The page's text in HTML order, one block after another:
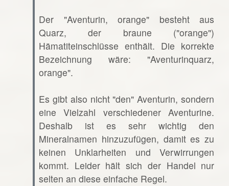
Der "Aventurin, orange" besteht aus
Quarz, der braune ("orange")
Hämatiteinschlüsse enthält. Die korrekte
Bezeichnung wäre: "Aventurinquarz,
orange".
Es gibt also nicht "den" Aventurin, sondern
eine Vielzahl verschiedener Aventurine.
Deshalb ist es sehr wichtig den
Mineralnamen hinzuzufügen, damit es zu
keinen Unklarheiten und Verwirrungen
kommt. Leider hält sich der Handel nur
selten an diese einfache Regel.